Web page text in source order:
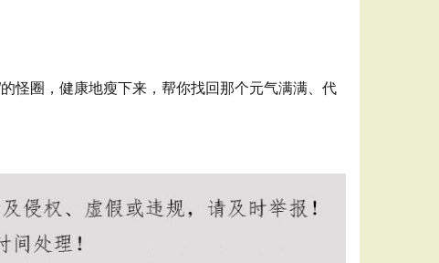
怪圈，健康地瘦下来，帮你找回那个元气满满、代